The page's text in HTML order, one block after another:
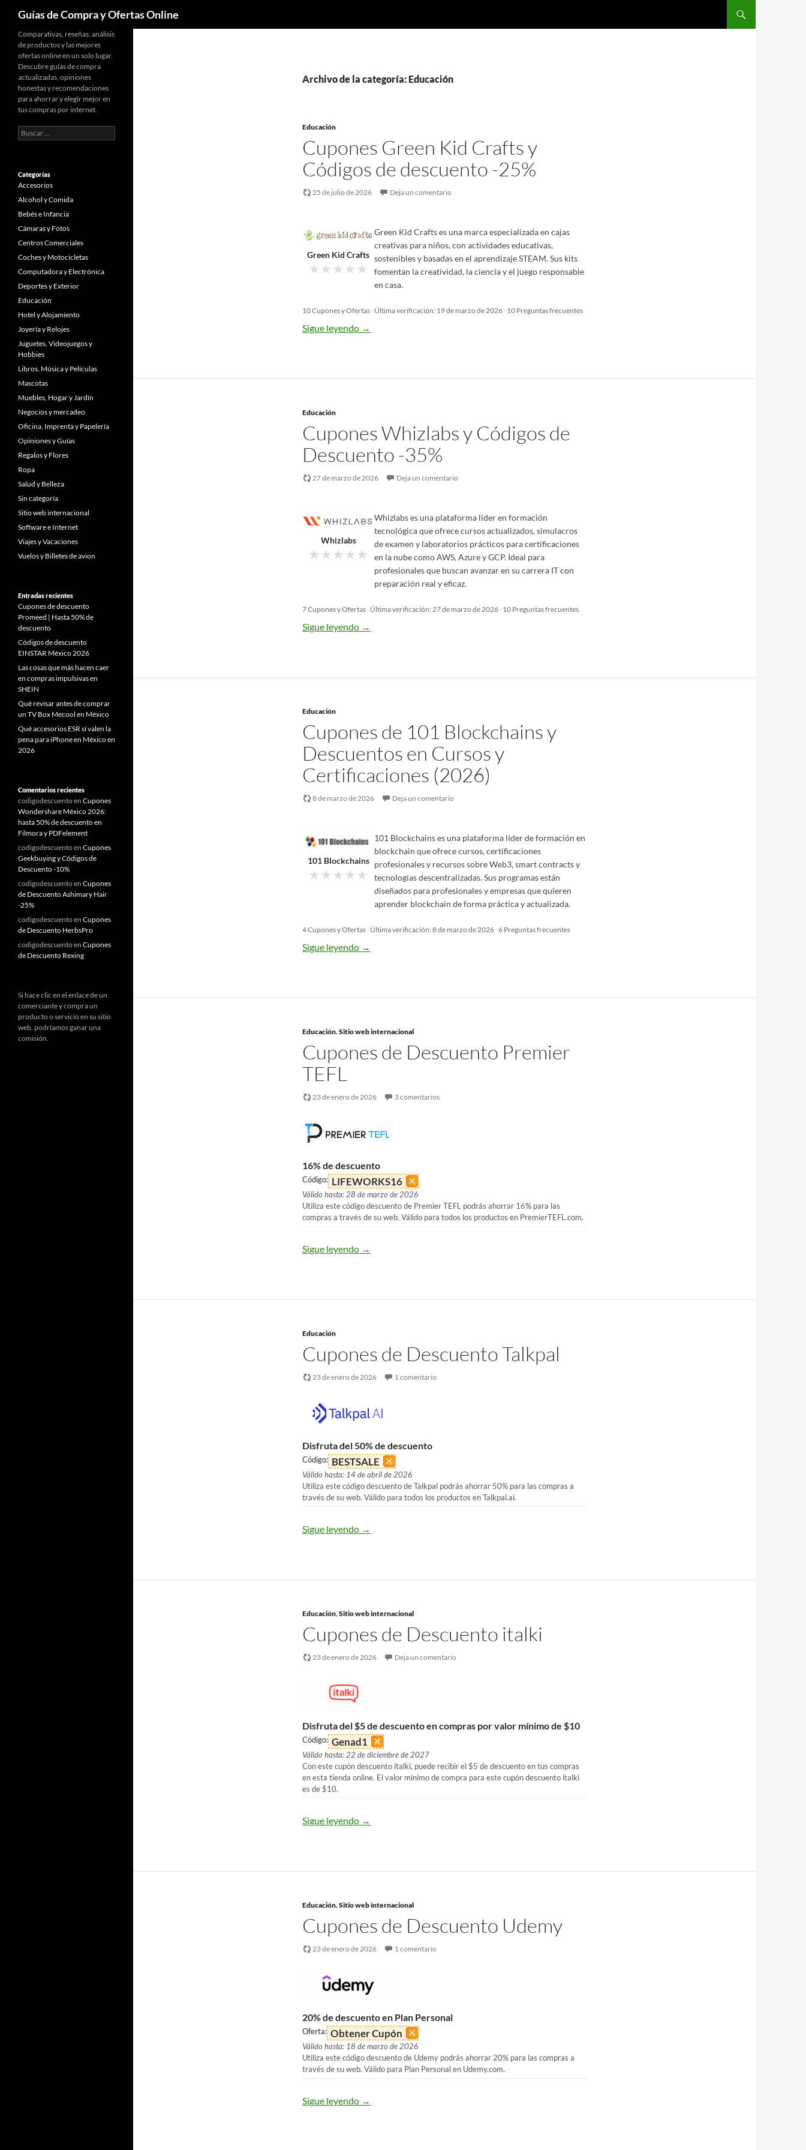
Guías de Compra y Ofertas Online
Archivo de la categoría: Educación
Educación
Cupones Green Kid Crafts y
Códigos de descuento -25%
25 de julio de 2026 Deja un comentario
Green Kid Crafts
★★★★★
Green Kid Crafts es una marca especializada en cajas
creativas para niños, con actividades educativas,
sostenibles y basadas en el aprendizaje STEAM. Sus kits
fomentan la creatividad, la ciencia y el juego responsable
en casa.
10 Cupones y Ofertas · Última verificación: 19 de marzo de 2026 · 10 Preguntas frecuentes
Sigue leyendo →
Educación
Cupones Whizlabs y Códigos de
Descuento -35%
27 de marzo de 2026 Deja un comentario
Whizlabs
★★★★★
Whizlabs es una plataforma líder en formación
tecnológica que ofrece cursos actualizados, simulacros
de examen y laboratorios prácticos para certificaciones
en la nube como AWS, Azure y GCP. Ideal para
profesionales que buscan avanzar en su carrera IT con
preparación real y eficaz.
7 Cupones y Ofertas · Última verificación: 27 de marzo de 2026 · 10 Preguntas frecuentes
Sigue leyendo →
Educación
Cupones de 101 Blockchains y
Descuentos en Cursos y
Certificaciones (2026)
8 de marzo de 2026 Deja un comentario
101 Blockchains
★★★★★
101 Blockchains es una plataforma líder de formación en
blockchain que ofrece cursos, certificaciones
profesionales y recursos sobre Web3, smart contracts y
tecnologías descentralizadas. Sus programas están
diseñados para profesionales y empresas que quieren
aprender blockchain de forma práctica y actualizada.
4 Cupones y Ofertas · Última verificación: 8 de marzo de 2026 ·6 Preguntas frecuentes
Sigue leyendo →
Educación,Sitio web internacional
Cupones de Descuento Premier
TEFL
23 de enero de 2026 3 comentarios
16% de descuento
Código: LIFEWORKS16
Válido hasta: 28 de marzo de 2026
Utiliza este código descuento de Premier TEFL podrás ahorrar 16% para las
compras a través de su web. Válido para todos los productos en PremierTEFL.com.
Sigue leyendo →
Educación
Cupones de Descuento Talkpal
23 de enero de 2026 1 comentario
Disfruta del 50% de descuento
Código: BESTSALE
Válido hasta: 14 de abril de 2026
Utiliza este código descuento de Talkpal podrás ahorrar 50% para las compras a
través de su web. Válido para todos los productos en Talkpal.ai.
Sigue leyendo →
Educación,Sitio web internacional
Cupones de Descuento italki
23 de enero de 2026 Deja un comentario
Disfruta del $5 de descuento en compras por valor mínimo de $10
Código: Genad1
Válido hasta: 22 de diciembre de 2027
Con este cupón descuento italki, puede recibir el $5 de descuento en tus compras
en esta tienda online. El valor mínimo de compra para este cupón descuento italki
es de $10.
Sigue leyendo →
Educación,Sitio web internacional
Cupones de Descuento Udemy
23 de enero de 2026 1 comentario
20% de descuento en Plan Personal
Oferta: Obtener Cupón
Válido hasta: 18 de marzo de 2026
Utiliza este código descuento de Udemy podrás ahorrar 20% para las compras a
través de su web. Válido para Plan Personal en Udemy.com.
Sigue leyendo →
Comparativas, reseñas, análisis
de productos y las mejores
ofertas online en un solo lugar.
Descubre guías de compra
actualizadas, opiniones
honestas y recomendaciones
para ahorrar y elegir mejor en
tus compras por internet.
Buscar:
Categorías
Accesorios
Alcohol y Comida
Bebés e Infancia
Cámaras y Fotos
Centros Comerciales
Coches y Motocicletas
Computadora y Electrónica
Deportes y Exterior
Educación
Hotel y Alojamiento
Joyería y Relojes
Juguetes, Videojuegos y
Hobbies
Libros, Música y Películas
Mascotas
Muebles, Hogar y Jardín
Negocios y mercadeo
Oficina, Imprenta y Papelería
Opiniones y Guías
Regalos y Flores
Ropa
Salud y Belleza
Sin categoría
Sitio web internacional
Software e Internet
Viajes y Vacaciones
Vuelos y Billetes de avion
Entradas recientes
Cupones de descuento
Promeed | Hasta 50% de
descuento
Códigos de descuento
EINSTAR México 2026
Las cosas que más hacen caer
en compras impulsivas en
SHEIN
Qué revisar antes de comprar
un TV Box Mecool en México
Qué accesorios ESR sí valen la
pena para iPhone en México en
2026
Comentarios recientes
codigodescuentoen Cupones
Wondershare México 2026:
hasta 50% de descuento en
Filmora y PDFelement
codigodescuentoen Cupones
Geekbuying y Códigos de
Descuento -10%
codigodescuentoen Cupones
de Descuento Ashimary Hair
-25%
codigodescuentoen Cupones
de Descuento HerbsPro
codigodescuentoen Cupones
de Descuento Rexing
Si hace clic en el enlace de un
comerciante y compra un
producto o servicio en su sitio
web, podríamos ganar una
comisión.